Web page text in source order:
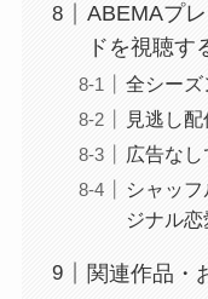
ABEMAプ
ドを視聴す
全シーズ
見逃し
広告な
シャッ
ジナル
関連作品・